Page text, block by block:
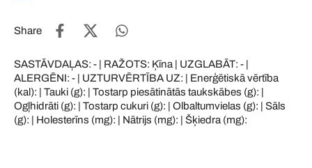
Share
SASTĀVDAĻAS: - | RAŽOTS: Ķīna | UZGLABĀT: - |
ALERGĒNI: - | UZTURVĒRTĪBA UZ: | Enerģētiskā vērtība
(kal): | Tauki (g): | Tostarp piesātinātās taukskābes (g): |
Ogļhidrāti (g): | Tostarp cukuri (g): | Olbaltumvielas (g): | Sāls
(g): | Holesterīns (mg): | Nātrijs (mg): | Šķiedra (mg):